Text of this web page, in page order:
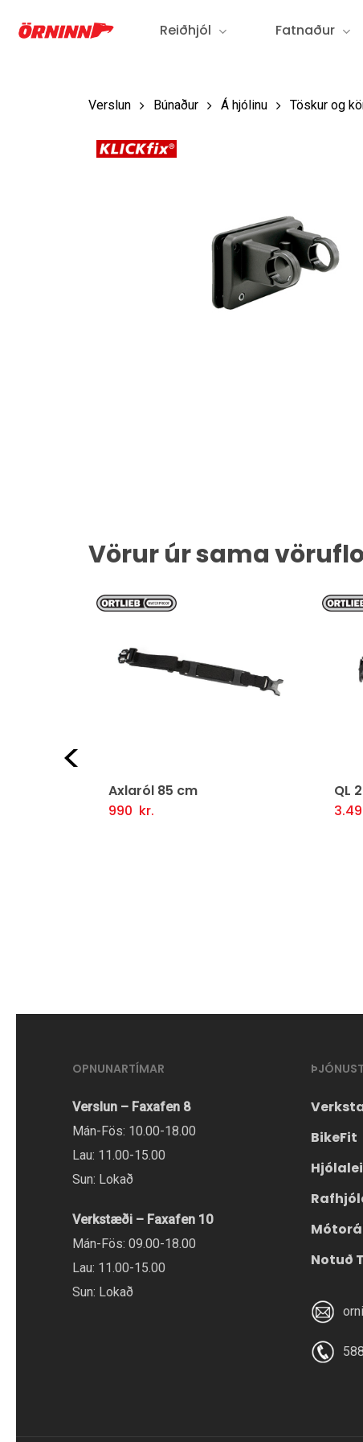
Ýttu á Enter til að leita eða ESC til að loka
Reiðhjól Fatnaður
Verslun Búnaður Á hjólinu Töskur og
Vörur úr sama
Axlaról 85 cm
990 kr.
Setja Í Körfu
QL
OPNUNARTÍMAR
Verslun – Faxafen 8
Mán-Fös: 10.00-18.00
Lau: 11.00-15.00
Sun: Lokað
Verkstæði – Faxafen 10
Mán-Fös: 09.00-18.00
Lau: 11.00-15.00
Sun: Lokað
BikeFit
Notuð